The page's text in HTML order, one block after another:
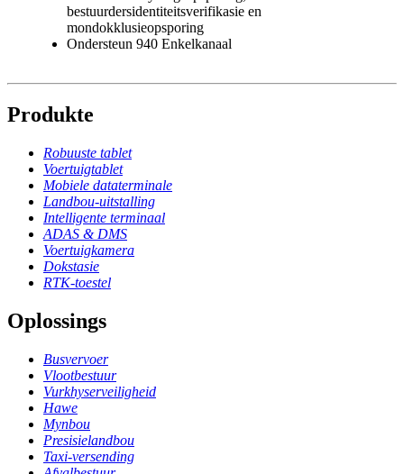
bestuurdersidentiteitsverifikasie en
mondokklusieopsporing
Ondersteun 940 Enkelkanaal
Produkte
Robuuste tablet
Voertuigtablet
Mobiele dataterminale
Landbou-uitstalling
Intelligente terminaal
ADAS & DMS
Voertuigkamera
Dokstasie
RTK-toestel
Oplossings
Busvervoer
Vlootbestuur
Vurkhyserveiligheid
Hawe
Mynbou
Presisielandbou
Taxi-versending